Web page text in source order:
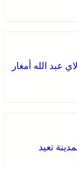
عبد الله أمغار
تعيد
أمغار